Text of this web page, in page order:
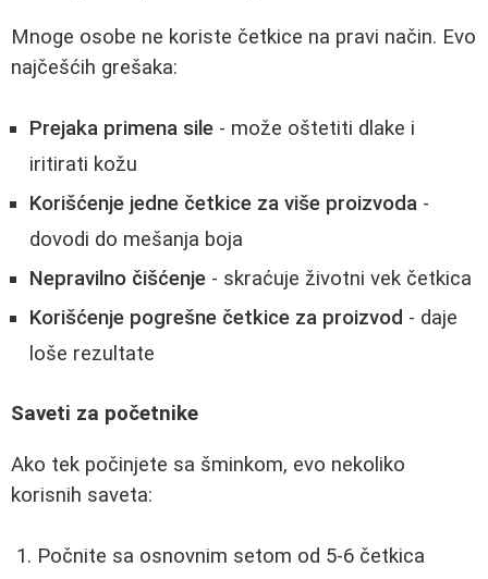
Mnoge osobe ne koriste četkice na pravi način. Evo
najčešćih grešaka:
Prejaka primena sile - može oštetiti dlake i
iritirati kožu
Korišćenje jedne četkice za više proizvoda -
dovodi do mešanja boja
Nepravilno čišćenje - skraćuje životni vek četkica
Korišćenje pogrešne četkice za proizvod - daje
loše rezultate
Saveti za početnike
Ako tek počinjete sa šminkom, evo nekoliko
korisnih saveta:
Počnite sa osnovnim setom od 5-6 četkica